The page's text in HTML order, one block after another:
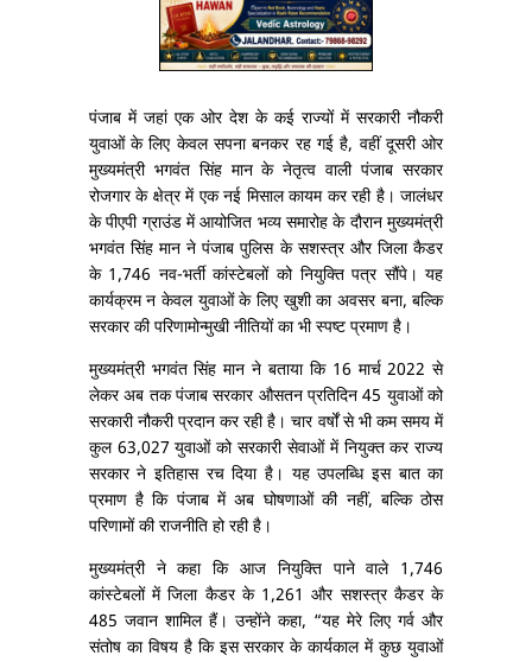
पंजाब में जहां एक ओर देश के कई राज्यों में सरकारी नौकरी
युवाओं के लिए केवल सपना बनकर रह गई है, वहीं दूसरी ओर
मुख्यमंत्री भगवंत सिंह मान के नेतृत्व वाली पंजाब सरकार
रोजगार के क्षेत्र में एक नई मिसाल कायम कर रही है। जालंधर
के पीएपी ग्राउंड में आयोजित भव्य समारोह के दौरान मुख्यमंत्री
भगवंत सिंह मान ने पंजाब पुलिस के सशस्त्र और जिला कैडर
के 1,746 नव-भर्ती कांस्टेबलों को नियुक्ति पत्र सौंपे। यह
कार्यक्रम न केवल युवाओं के लिए खुशी का अवसर बना, बल्कि
सरकार की परिणामोन्मुखी नीतियों का भी स्पष्ट प्रमाण है।
मुख्यमंत्री भगवंत सिंह मान ने बताया कि 16 मार्च 2022 से
लेकर अब तक पंजाब सरकार औसतन प्रतिदिन 45 युवाओं को
सरकारी नौकरी प्रदान कर रही है। चार वर्षों से भी कम समय में
कुल 63,027 युवाओं को सरकारी सेवाओं में नियुक्त कर राज्य
सरकार ने इतिहास रच दिया है। यह उपलब्धि इस बात का
प्रमाण है कि पंजाब में अब घोषणाओं की नहीं, बल्कि ठोस
परिणामों की राजनीति हो रही है।
मुख्यमंत्री ने कहा कि आज नियुक्ति पाने वाले 1,746
कांस्टेबलों में जिला कैडर के 1,261 और सशस्त्र कैडर के
485 जवान शामिल हैं। उन्होंने कहा, “यह मेरे लिए गर्व और
संतोष का विषय है कि इस सरकार के कार्यकाल में कुछ युवाओं